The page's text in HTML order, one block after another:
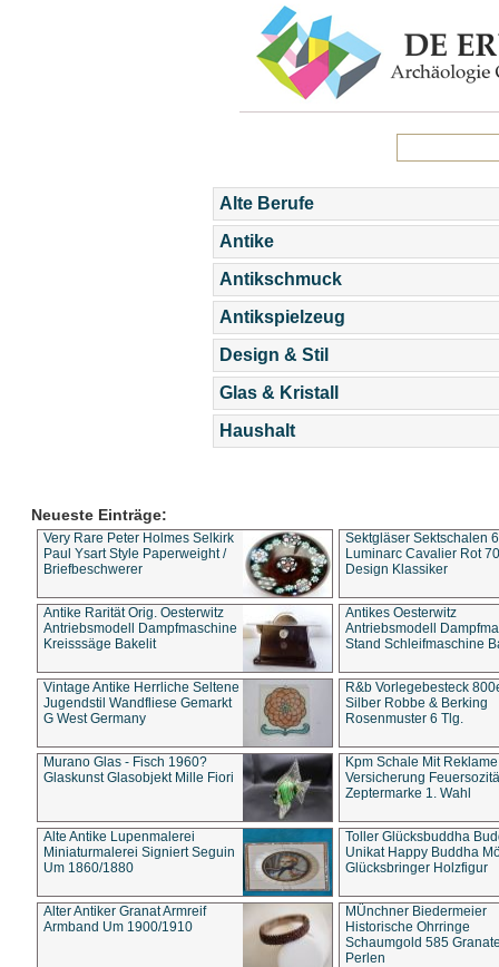
Alte Berufe
Antike
Antikschmuck
Antikspielzeug
Design & Stil
Glas & Kristall
Haushalt
Neueste Einträge:
Very Rare Peter Holmes Selkirk
Paul Ysart Style Paperweight /
Briefbeschwerer
Sektgläser Sektschalen
Luminarc Cavalier Rot
Design Klassiker
Antike Rarität Orig. Oesterwitz
Antriebsmodell Dampfmaschine
Kreisssäge Bakelit
Antikes Oesterwitz
Antriebsmodell
Stand Schleifmaschine
Vintage Antike Herrliche Seltene
Jugendstil Wandfliese Gemarkt
G West Germany
R&b Vorlegebesteck
Silber Robbe & Berking
Rosenmuster 6 Tlg.
Murano Glas - Fisch 1960?
Glaskunst Glasobjekt Mille Fiori
Kpm Schale Mit Reklame
Versicherung
Zeptermarke 1. Wahl
Alte Antike Lupenmalerei
Miniaturmalerei Signiert Seguin
Um 1860/1880
Toller Glücksbuddha
Unikat Happy Buddha
Glücksbringer Holzfigur
Alter Antiker Granat Armreif
Armband Um 1900/1910
MÜnchner Biedermeier
Historische Ohrringe
Schaumgold 585
Perlen